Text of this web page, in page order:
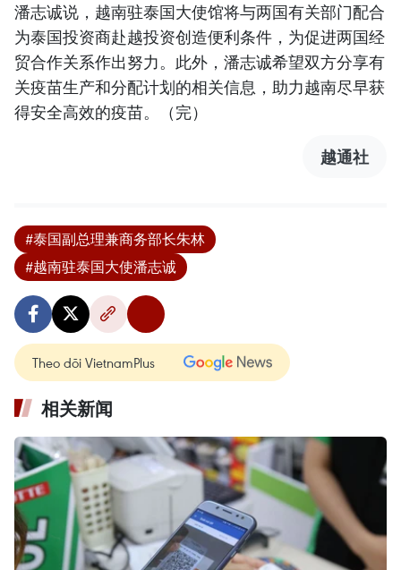
潘志诚说，越南驻泰国大使馆将与两国有关部门配合
为泰国投资商赴越投资创造便利条件，为促进两国经
贸合作关系作出努力。此外，潘志诚希望双方分享有
关疫苗生产和分配计划的相关信息，助力越南尽早获
得安全高效的疫苗。（完）
越通社
#泰国副总理兼商务部长朱林
#越南驻泰国大使潘志诚
Theo dõi VietnamPlus
相关新闻